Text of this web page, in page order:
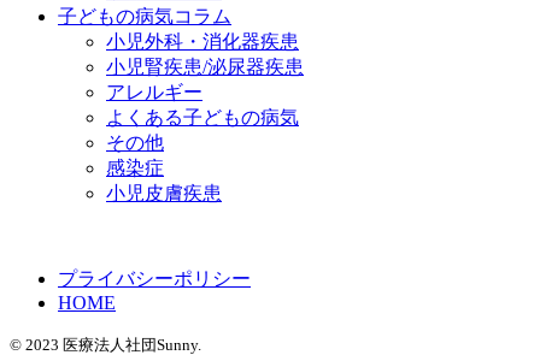
子どもの病気コラム
小児外科・消化器疾患
小児腎疾患/泌尿器疾患
アレルギー
よくある子どもの病気
その他
感染症
小児皮膚疾患
プライバシーポリシー
HOME
© 2023 医療法人社団Sunny.